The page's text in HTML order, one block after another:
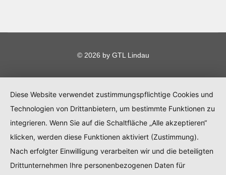
© 2026 by GTL Lindau
Diese Website verwendet zustimmungspflichtige Cookies und
Technologien von Drittanbietern, um bestimmte Funktionen zu
integrieren. Wenn Sie auf die Schaltfläche „Alle akzeptieren“
klicken, werden diese Funktionen aktiviert (Zustimmung).
Nach erfolgter Einwilligung verarbeiten wir und die beteiligten
Drittunternehmen Ihre personenbezogenen Daten für